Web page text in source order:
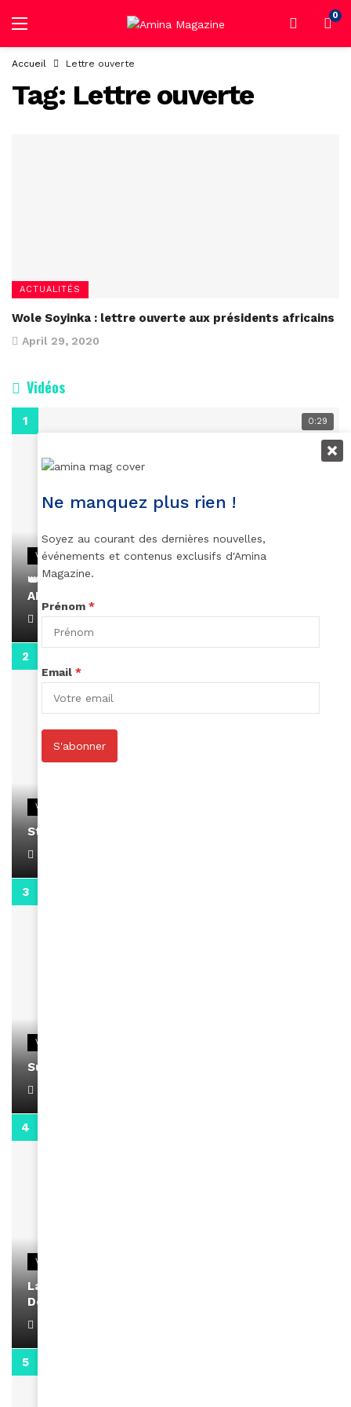
0
Accueil Lettre ouverte
Tag: Lettre ouverte
ACTUALITÉS
Wole Soyinka : lettre ouverte aux présidents africains
April 29, 2020
Vidéos
0:29
VIDEOS
👑 Remerciements à Ayden pour son message sur
AMINA, le Magazine de la Femme
April 1, 2022
VIDEOS
Stacy passe un message
VIDEOS
Support Black Business Wee-kend
VIDEOS
La rubrique santé speciale coronavirus du
Docteur Makanda
Ne manquez plus rien !
Soyez au courant des dernières nouvelles,
événements et contenus exclusifs d'Amina
Magazine.
Prénom *
Email *
S'abonner